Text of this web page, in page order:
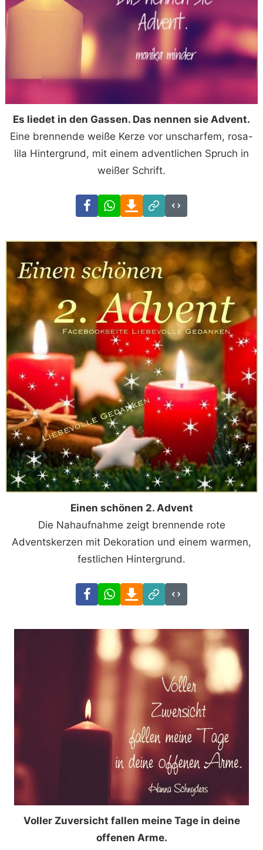
Es liedet in den Gassen. Das nennen sie Advent.
Eine brennende weiße Kerze vor unscharfem, rosa-
lila Hintergrund, mit einem adventlichen Spruch in
weißer Schrift.
FacebookWhatsAppDownload
Link
Code
Einen schönen 2. Advent
Die Nahaufnahme zeigt brennende rote
Adventskerzen mit Dekoration und einem warmen,
festlichen Hintergrund.
FacebookWhatsAppDownload
Link
Code
Voller Zuversicht fallen meine Tage in deine
offenen Arme.